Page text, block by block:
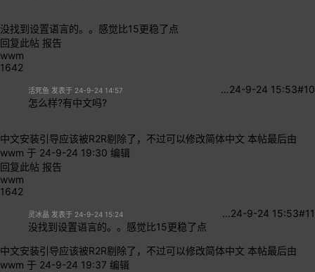
没找到设置语言的。。感觉比15更稳了点
回复此帖 报告
wwm
1642
#10
24-9-24 15:53
…
活死鱼 发表于 24-9-24 14:57
怎么样?有中文吗?
中文安装引导应该被R2R剔除了，不过可以修改简体中文 本帖最后由
wwm 于 24-9-24 19:30 编辑
回复此帖 报告
wwm
1642
#11
24-9-24 15:53
…
灵冰晶 发表于 24-9-24 15:24
没找到设置语言的。。感觉比15更稳了点
中文安装引导应该被R2R剔除了，不过可以修改简体中文 本帖最后由
wwm 于 24-9-24 19:37 编辑